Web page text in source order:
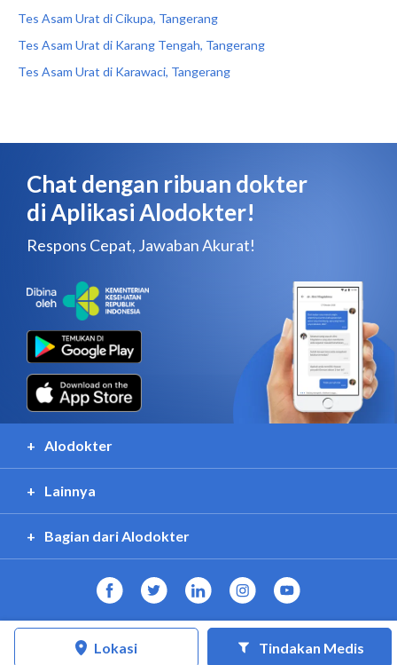
Tes Asam Urat di Cikupa, Tangerang
Tes Asam Urat di Karang Tengah, Tangerang
Tes Asam Urat di Karawaci, Tangerang